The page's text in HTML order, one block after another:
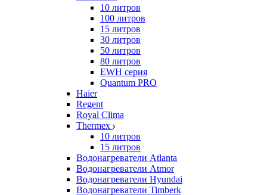
10 литров
100 литров
15 литров
30 литров
50 литров
80 литров
EWH серия
Quantum PRO
Haier
Regent
Royal Clima
Thermex
10 литров
15 литров
Водонагреватели Atlanta
Водонагреватели Atmor
Водонагреватели Hyundai
Водонагреватели Timberk